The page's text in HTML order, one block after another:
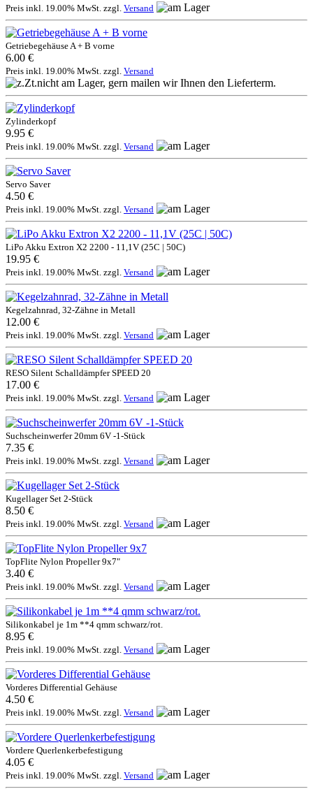
Preis inkl. 19.00% MwSt. zzgl. Versand
Getriebegehäuse A + B vorne
6.00 €
Preis inkl. 19.00% MwSt. zzgl. Versand
Zylinderkopf
9.95 €
Preis inkl. 19.00% MwSt. zzgl. Versand
Servo Saver
4.50 €
Preis inkl. 19.00% MwSt. zzgl. Versand
LiPo Akku Extron X2 2200 - 11,1V (25C | 50C)
19.95 €
Preis inkl. 19.00% MwSt. zzgl. Versand
Kegelzahnrad, 32-Zähne in Metall
12.00 €
Preis inkl. 19.00% MwSt. zzgl. Versand
RESO Silent Schalldämpfer SPEED 20
17.00 €
Preis inkl. 19.00% MwSt. zzgl. Versand
Suchscheinwerfer 20mm 6V -1-Stück
7.35 €
Preis inkl. 19.00% MwSt. zzgl. Versand
Kugellager Set 2-Stück
8.50 €
Preis inkl. 19.00% MwSt. zzgl. Versand
TopFlite Nylon Propeller 9x7"
3.40 €
Preis inkl. 19.00% MwSt. zzgl. Versand
Silikonkabel je 1m **4 qmm schwarz/rot.
8.95 €
Preis inkl. 19.00% MwSt. zzgl. Versand
Vorderes Differential Gehäuse
4.50 €
Preis inkl. 19.00% MwSt. zzgl. Versand
Vordere Querlenkerbefestigung
4.05 €
Preis inkl. 19.00% MwSt. zzgl. Versand